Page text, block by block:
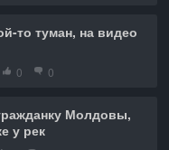
то туман, на видео
0 0
Молдовы,
у рек